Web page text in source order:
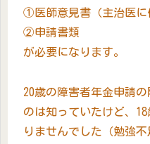
①医師意見書（主治医に
②申請書類
が必要になります。
20歳の障害者年金申請
のは知っていたけど、
りませんでした（勉強